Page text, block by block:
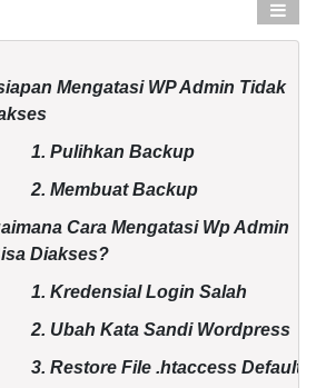
Mengatasi WP Admin Tidak
1. Pulihkan Backup
2. Membuat Backup
Cara Mengatasi Wp Admin
Diakses?
1. Kredensial Login Salah
2. Ubah Kata Sandi Wordpress
3. Restore File .htaccess Default